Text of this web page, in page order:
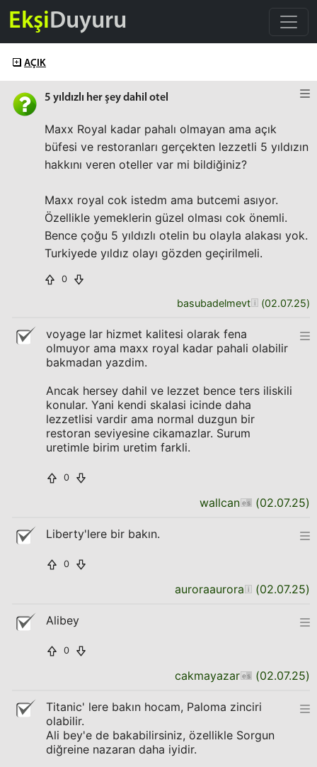
EkşiDuyuru
AÇIK
5 yıldızlı her şey dahil otel
Maxx Royal kadar pahalı olmayan ama açık
büfesi ve restoranları gerçekten lezzetli 5 yıldızın
hakkını veren oteller var mi bildiğiniz?
Maxx royal cok istedm ama butcemi asıyor.
Özellikle yemeklerin güzel olması cok önemli.
Bence çoğu 5 yıldızlı otelin bu olayla alakası yok.
Turkiyede yıldız olayı gözden geçirilmeli.
0
basubadelmevt (02.07.25)
voyage lar hizmet kalitesi olarak fena
olmuyor ama maxx royal kadar pahali olabilir
bakmadan yazdim.
Ancak hersey dahil ve lezzet bence ters iliskili
konular. Yani kendi skalasi icinde daha
lezzetlisi vardir ama normal duzgun bir
restoran seviyesine cikamazlar. Surum
uretimle birim uretim farkli.
0
wallcan (02.07.25)
Liberty'lere bir bakın.
0
auroraaurora (02.07.25)
Alibey
0
cakmayazar (02.07.25)
Titanic' lere bakın hocam, Paloma zinciri
olabilir.
Ali bey'e de bakabilirsiniz, özellikle Sorgun
diğreine nazaran daha iyidir.